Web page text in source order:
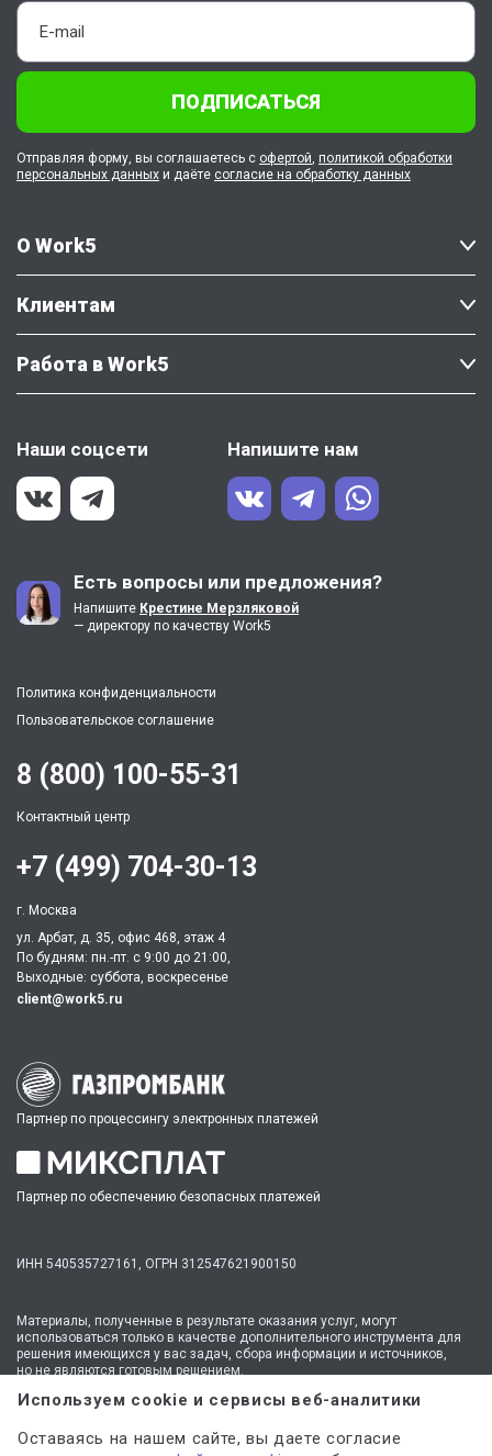
О Work5
Клиентам
Работа в Work5
Наши соцсети Напишите нам
Есть вопросы или предложения?
Напишите Крестине Мерзляковой
— директору по качеству Work5
Политика конфиденциальности
Пользовательское соглашение
ПОДПИСАТЬСЯ
Отправляя форму, вы соглашаетесь с офертой, политикой обработки
персональных данных и даёте согласие на обработку данных
Партнер по процессингу электронных платежей
Партнер по обеспечению безопасных платежей
ИНН 540535727161, ОГРН 312547621900150
8 (800) 100-55-31
Контактный центр
+7 (499) 704-30-13
г. Москва
ул. Арбат, д. 35, офис 468, этаж 4
По будням: пн.-пт. c 9:00 до 21:00,
Выходные: суббота, воскресенье
client@work5.ru
Материалы, полученные в результате оказания услуг, могут
использоваться только в качестве дополнительного инструмента для
решения имеющихся у вас задач, сбора информации и источников,
но не являются готовым решением.
* №1 на рынке консультационных услуг для студентов по количеству
стационарных офисов-филиалов в 14 городах России (от Иркутска до
вся Россия.
Используем cookie и сервисы веб-аналитики
Оставаясь на нашем сайте, вы даете согласие